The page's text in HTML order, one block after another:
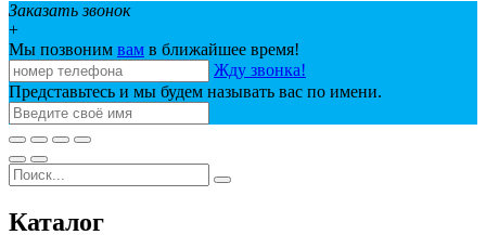
Заказать звонок
+
Мы позвоним вам в ближайшее время!
Жду звонка!
Представьтесь и мы будем называть вас по имени.
Каталог